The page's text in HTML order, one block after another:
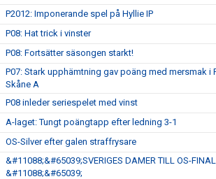
P2012: Imponerande spel på Hyllie IP
P08: Hat trick i vinster
P08: Fortsätter säsongen starkt!
P07: Stark upphämtning gav poäng med mersmak i
Skåne A
P08 inleder seriespelet med vinst
A-laget: Tungt poängtapp efter ledning 3-1
OS-Silver efter galen straffrysare
&#11088;&#65039;SVERIGES DAMER TILL OS-FINAL
&#11088;&#65039;